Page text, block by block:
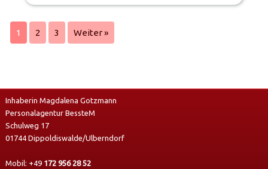
1 2 3 Weiter »
Inhaberin Magdalena Gotzmann
Personalagentur BessteM
Schulweg 17
01744 Dippoldiswalde/Ulberndorf
Mobil: +49 172 956 28 52